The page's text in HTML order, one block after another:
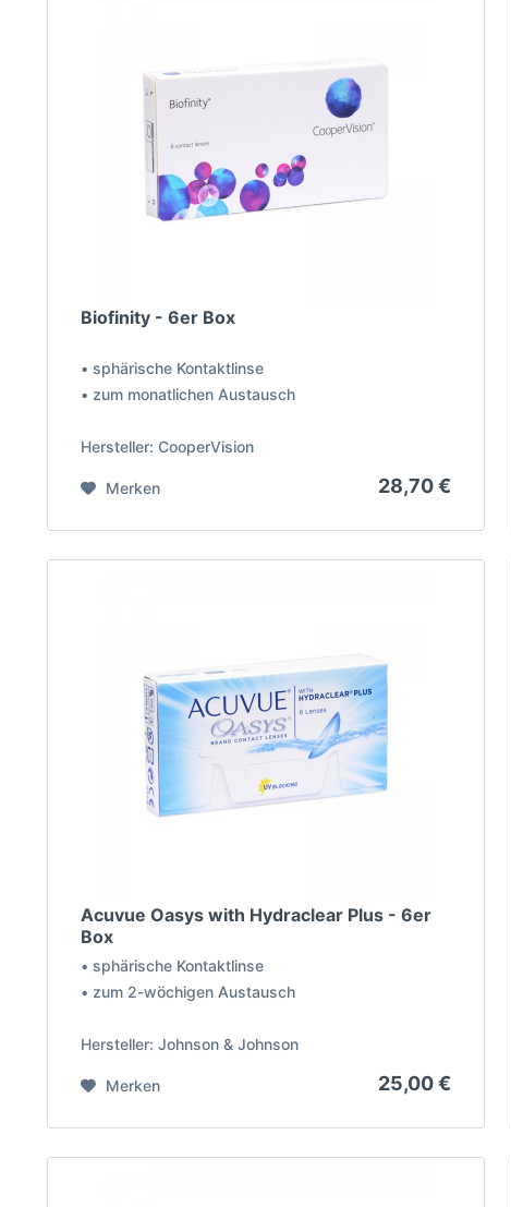
Biofinity - 6er Box
• sphärische Kontaktlinse
• zum monatlichen Austausch
Hersteller: CooperVision
28,70 €
Merken
Acuvue Oasys with Hydraclear Plus - 6er
Box
• sphärische Kontaktlinse
• zum 2-wöchigen Austausch
Hersteller: Johnson & Johnson
25,00 €
Merken